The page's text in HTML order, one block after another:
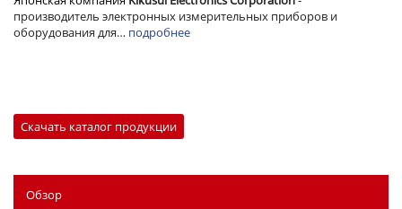
производитель электронных измерительных приборов и
оборудования для… подробнее
Скачать каталог продукции
Обзор